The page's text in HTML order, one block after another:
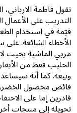
تقول فاطمة
التدريب على الأعمال
قيّمة في استخدام
الأخطاء الشائعة.
مربي الماشية بحيث
الحليب فقط من
وبيعه. كما أنه
فائض محصول
قادرين إما على
تحويله إلى منتجات